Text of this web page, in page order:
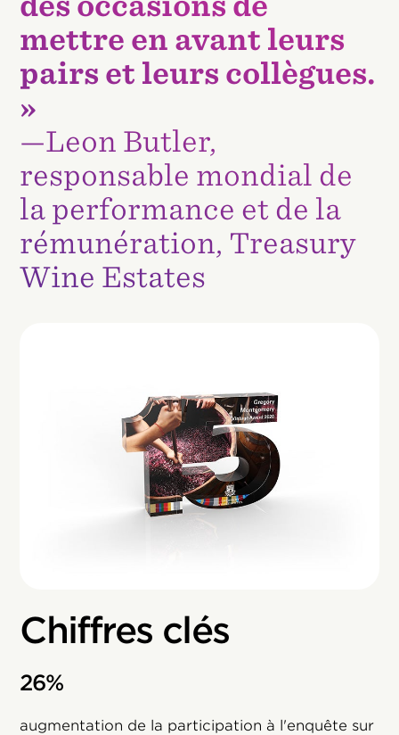
mettre en avant leurs
pairs et leurs collègues.
»
—Leon Butler,
responsable mondial de
la performance et de la
rémunération, Treasury
Wine Estates
Chiffres clés
26%
augmentation de la participation à l'enquête sur